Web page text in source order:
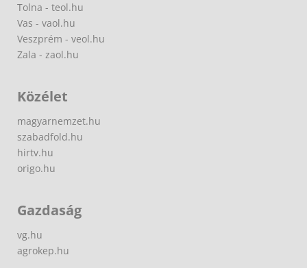
Tolna - teol.hu
Vas - vaol.hu
Veszprém - veol.hu
Zala - zaol.hu
Közélet
magyarnemzet.hu
szabadfold.hu
hirtv.hu
origo.hu
Gazdaság
vg.hu
agrokep.hu